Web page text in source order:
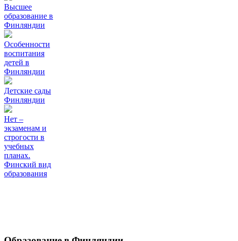
Высшее
образование в
Финляндии
Особенности
воспитания
детей в
Финляндии
Детские сады
Финляндии
Нет –
экзаменам и
строгости в
учебных
планах.
Финский вид
образования